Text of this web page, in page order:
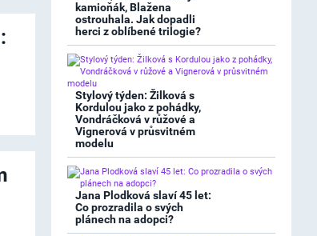
kamioňák, Blažena
ostrouhala. Jak dopadli
herci z oblíbené trilogie?
Stylový týden: Žilková s
Kordulou jako z pohádky,
Vondráčková v růžové a
Vignerová v průsvitném
modelu
Jana Plodková slaví 45 let:
Co prozradila o svých
plánech na adopci?